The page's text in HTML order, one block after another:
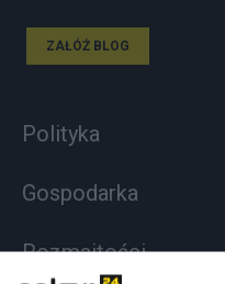
ZAŁÓŻ BLOG
Polityka
Gospodarka
Rozmaitości